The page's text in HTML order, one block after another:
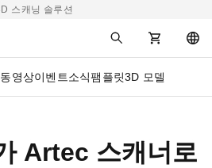
스캐닝 솔루션
동영상이벤트소식팸플릿3D 모델
Artec 스캐너로